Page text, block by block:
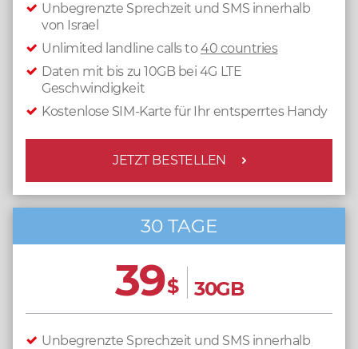
Unbegrenzte Sprechzeit und SMS innerhalb
von Israel
Unlimited landline calls to40 countries
Daten mit bis zu 10GB bei 4G LTE
Geschwindigkeit
Kostenlose SIM-Karte für Ihr entsperrtes Handy
JETZT BESTELLEN
30 TAGE
39$ 30GB
Unbegrenzte Sprechzeit und SMS innerhalb